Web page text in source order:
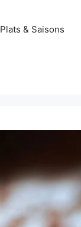
Plats & Saisons